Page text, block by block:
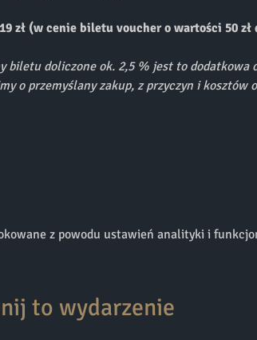
zł (w cenie biletu voucher o wartości 50
biletu doliczone ok. 2,5 % jest to dodatkowa
o przemyślany zakup, z przyczyn i
z powodu ustawień analityki i
to wydarzenie